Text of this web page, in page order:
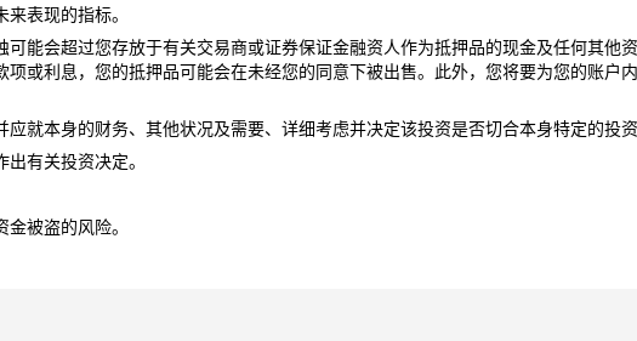
表现的指标。
能会超过您存放于有关交易商或证券保证金融资人作为抵押品的现金及任何其他
或利息，您的抵押品可能会在未经您的同意下被出售。此外，您将要为您的账户
就本身的财务、其他状况及需要、详细考虑并决定该投资是否切合本身特定的投资
有关投资决定。
被盗的风险。